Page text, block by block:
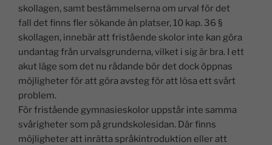
skollagen, samt bestämmelserna om urval för det
fall det finns fler sökande än platser, 10 kap. 36 §
skollagen, innebär att fristående skolor inte kan göra
undantag från urvalsgrunderna, vilket i sig är bra. I ett
akut läge som det nu rådande bör det dock öppnas
möjligheter för att göra avsteg för att lösa ett svårt
problem.
För fristående gymnasieskolor uppstår inte samma
svårigheter som på grundskolesidan. Där finns
möjligheter att inrätta språkintroduktion eller att